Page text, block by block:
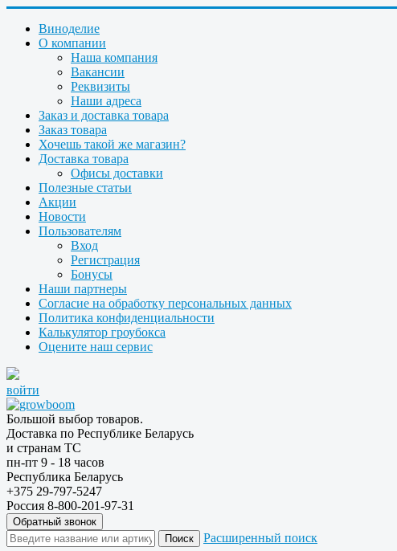
Виноделие
О компании
Наша компания
Вакансии
Реквизиты
Наши адреса
Заказ и доставка товара
Заказ товара
Хочешь такой же магазин?
Доставка товара
Офисы доставки
Полезные статьи
Акции
Новости
Пользователям
Вход
Регистрация
Бонусы
Наши партнеры
Согласие на обработку персональных данных
Политика конфиденциальности
Калькулятор гроубокса
Оцените наш сервис
войти
Большой выбор товаров.
Доставка по Республике Беларусь
и странам ТС
пн-пт 9 - 18 часов
Республика Беларусь
+375 29-797-5247
Россия 8-800-201-97-31
Обратный звонок
Расширенный поиск